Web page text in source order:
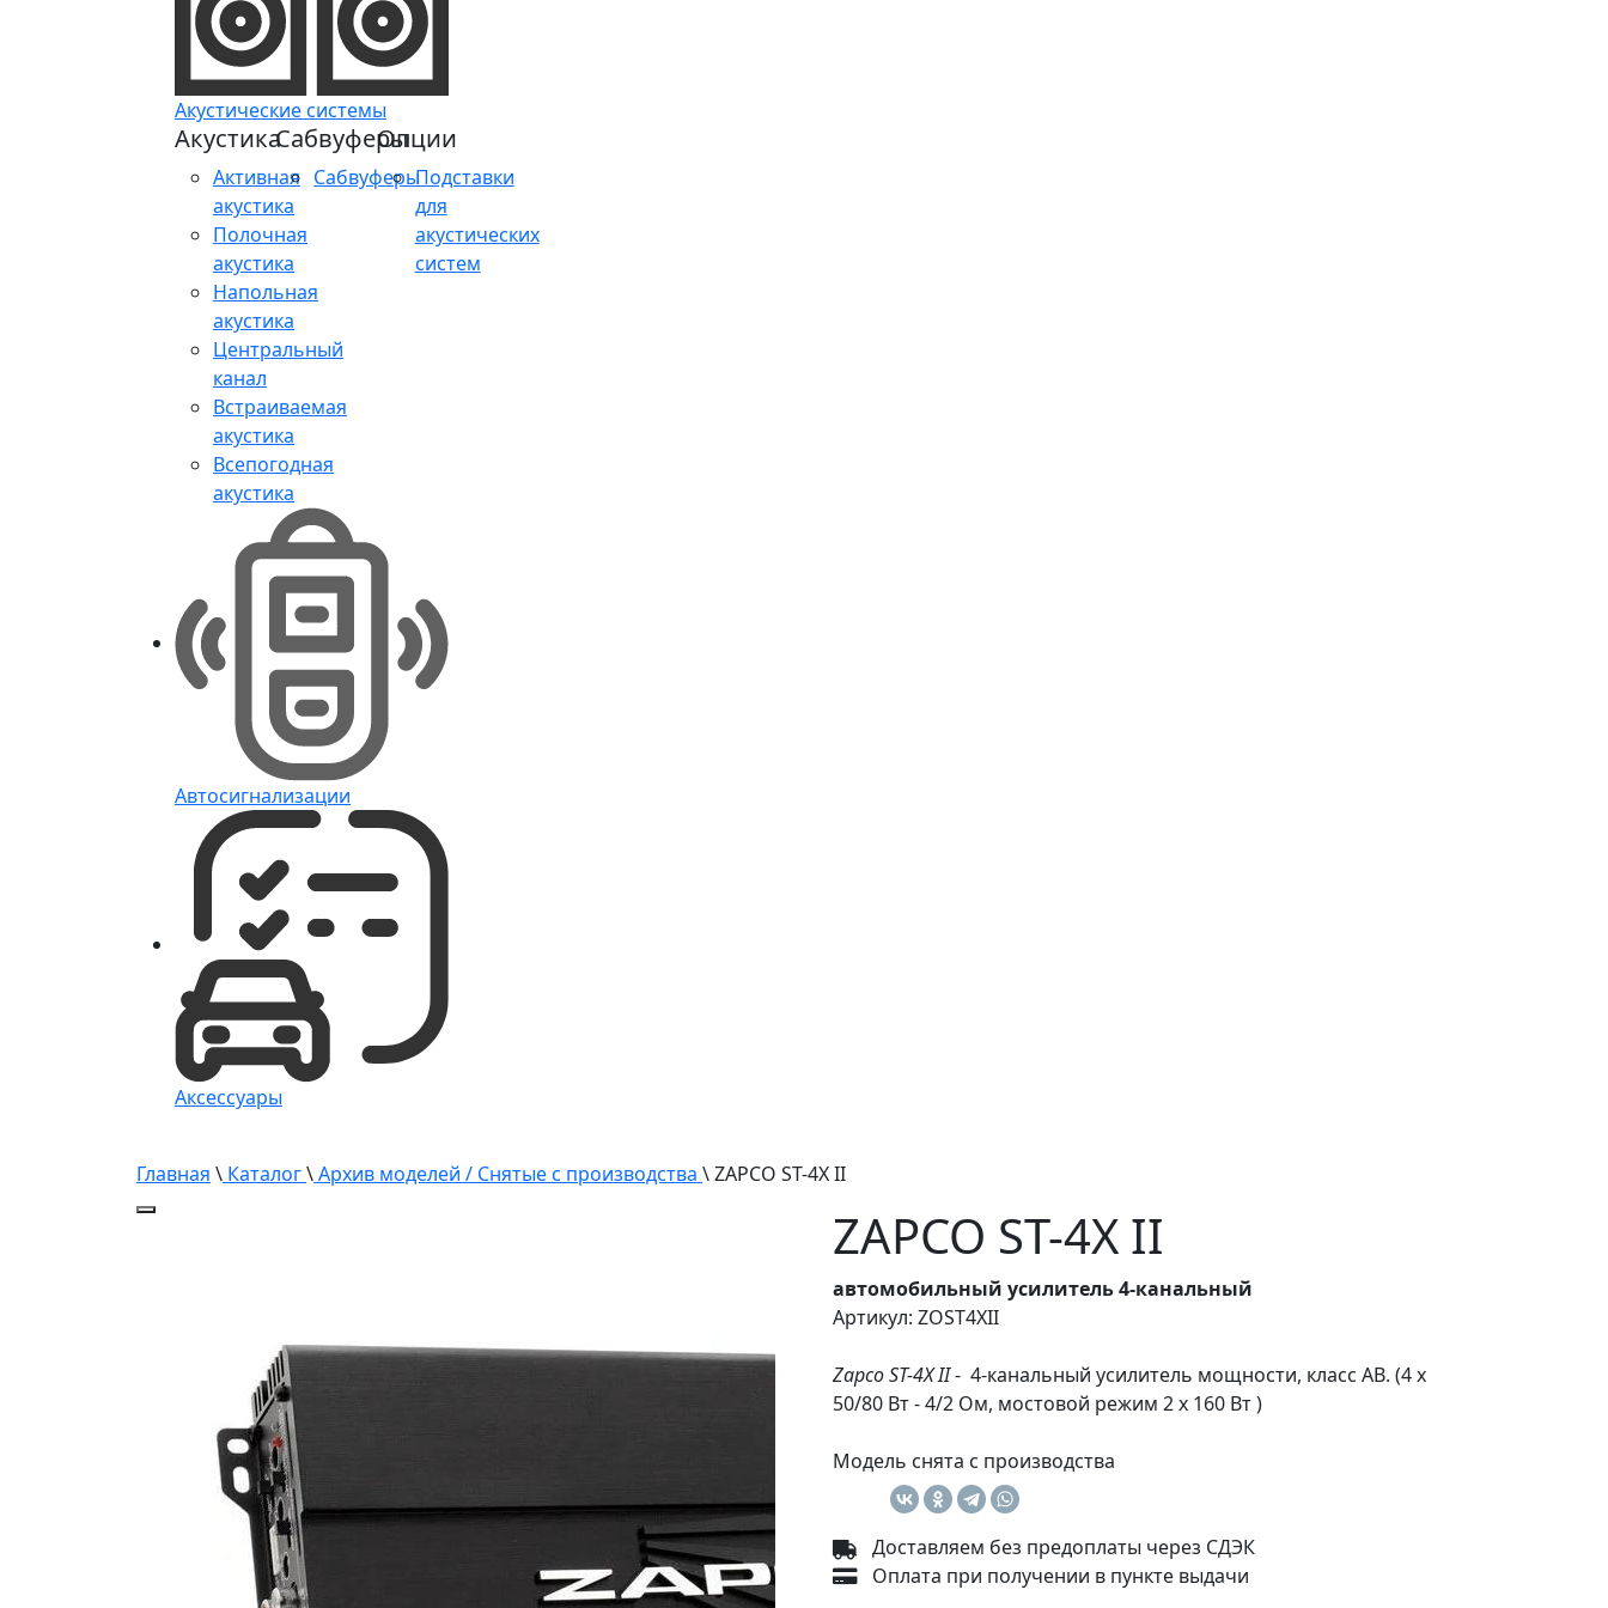
Акустические системы
Акустика
Активная
акустика
Полочная
акустика
Напольная
акустика
Центральный
канал
Встраиваемая
акустика
Всепогодная
акустика
Сабвуферы
Сабвуферы
Опции
Подставки
для
акустических
систем
Автосигнализации
Аксессуары
Главная \ Каталог\Архив моделей / Снятые с производства \ ZAPCO ST-4X II
ZAPCO ST-4X II
автомобильный усилитель 4-канальный
Артикул: ZOST4XII
Zapco ST-4X II- 4-канальный усилитель мощности, класс AB. (4 x
50/80 Вт - 4/2 Ом, мостовой режим 2 х 160 Вт )
Модель снята с производства
Доставляем без предоплаты через СДЭК
Оплата при получении в пункте выдачи